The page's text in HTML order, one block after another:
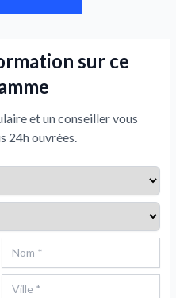
sur ce
et un conseiller vous
24h ouvrées.